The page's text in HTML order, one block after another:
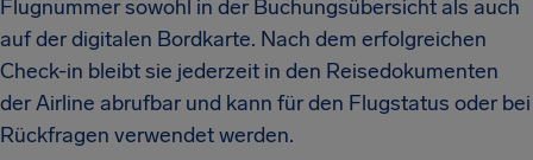
Flugnummer sowohl in der Buchungsübersicht als auch
auf der digitalen Bordkarte. Nach dem erfolgreichen
Check-in bleibt sie jederzeit in den Reisedokumenten
der Airline abrufbar und kann für den Flugstatus oder bei
Rückfragen verwendet werden.